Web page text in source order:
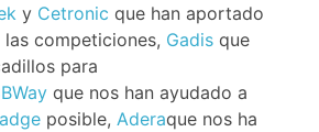
y Cetronic que han aportado
competiciones, Gadis que
para
que nos han ayudado a
posible, Aderaque nos ha